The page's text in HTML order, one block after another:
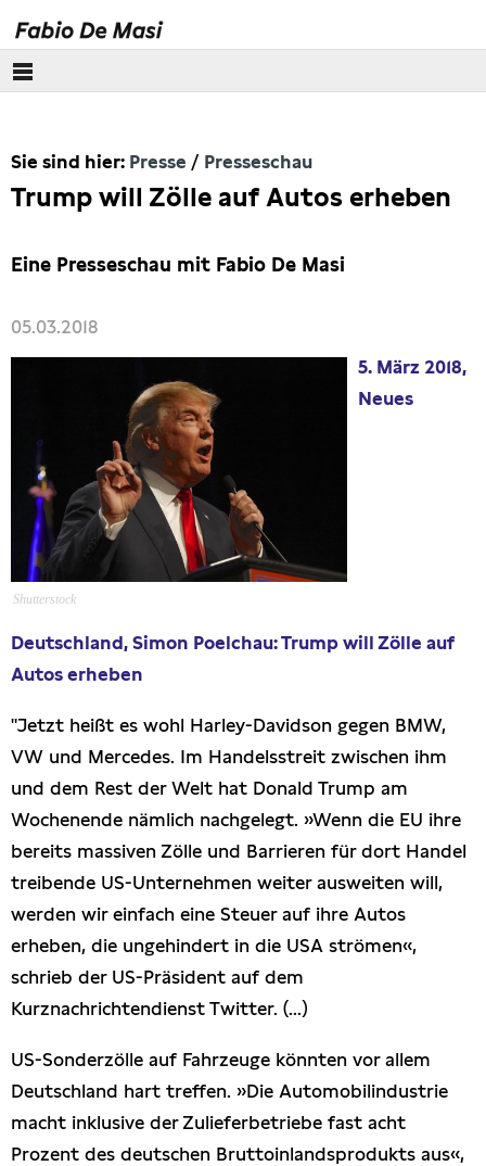
Europäisches Parlament
Presse
Pressebilder
Presseschau
Publikationen
Anfragen (Archivseite)
Sie sind hier: Presse Presseschau
Trump will Zölle auf Autos erheben
Eine Presseschau mit Fabio De Masi
05.03.2018
Shutterstock
5. März 2018,
Neues
Deutschland, Simon Poelchau: Trump will Zölle auf
Autos erheben
"Jetzt heißt es wohl Harley-Davidson gegen BMW,
VW und Mercedes. Im Handelsstreit zwischen ihm
und dem Rest der Welt hat Donald Trump am
Wochenende nämlich nachgelegt. »Wenn die EU ihre
bereits massiven Zölle und Barrieren für dort Handel
treibende US-Unternehmen weiter ausweiten will,
werden wir einfach eine Steuer auf ihre Autos
erheben, die ungehindert in die USA strömen«,
schrieb der US-Präsident auf dem
Kurznachrichtendienst Twitter. (...)
US-Sonderzölle auf Fahrzeuge könnten vor allem
Deutschland hart treffen. »Die Automobilindustrie
macht inklusive der Zulieferbetriebe fast acht
Prozent des deutschen Bruttoinlandsprodukts aus«,